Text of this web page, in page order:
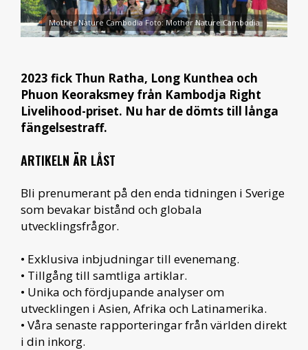
Mother Nature Cambodia Foto: Mother Nature Cambodia
2023 fick Thun Ratha, Long Kunthea och
Phuon Keoraksmey från Kambodja Right
Livelihood-priset. Nu har de dömts till långa
fängelsestraff.
ARTIKELN ÄR LÅST
Bli prenumerant på den enda tidningen i Sverige
som bevakar bistånd och globala
utvecklingsfrågor.
• Exklusiva inbjudningar till evenemang.
• Tillgång till samtliga artiklar.
• Unika och fördjupande analyser om
utvecklingen i Asien, Afrika och Latinamerika.
• Våra senaste rapporteringar från världen direkt
i din inkorg.